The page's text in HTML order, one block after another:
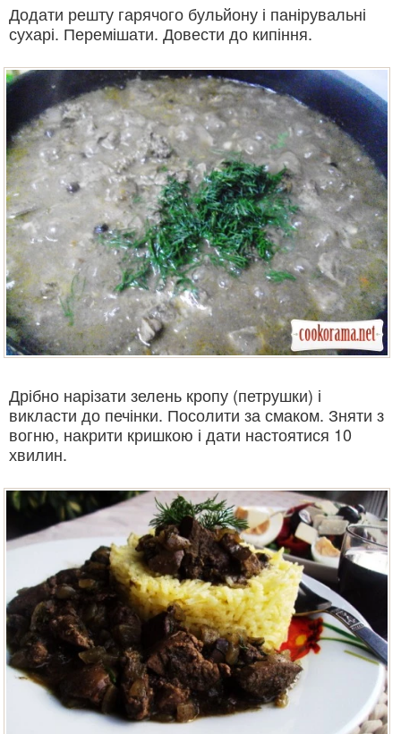
Додати решту гарячого бульйону і панірувальні
сухарі. Перемішати. Довести до кипіння.
Дрібно нарізати зелень кропу (петрушки) і
викласти до печінки. Посолити за смаком. Зняти з
вогню, накрити кришкою і дати настоятися 10
хвилин.